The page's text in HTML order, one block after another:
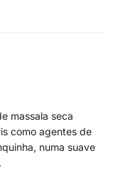
massala seca
como agentes de
numa suave